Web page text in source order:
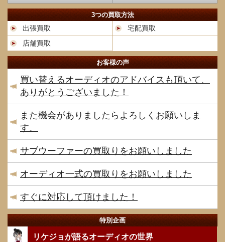
3つの買取方法
出張買取
宅配買取
店舗買取
お客様の声
買い替えるオーディオのアドバイスも頂いて、
ありがとうございました！
また機会がありましたらよろしくお願いしま
す。
サブウーファーの買取りをお願いしました
オーディオ一式の買取りをお願いしました
すぐに対応して頂けました！
特別企画
リケジョが語るオーディオの世界